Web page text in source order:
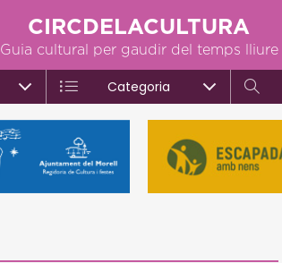
CIRCDELACULTURA
Guia cultural per gaudir del temps lliure
Categoria